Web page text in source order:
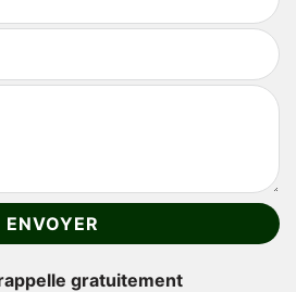
gratuitement